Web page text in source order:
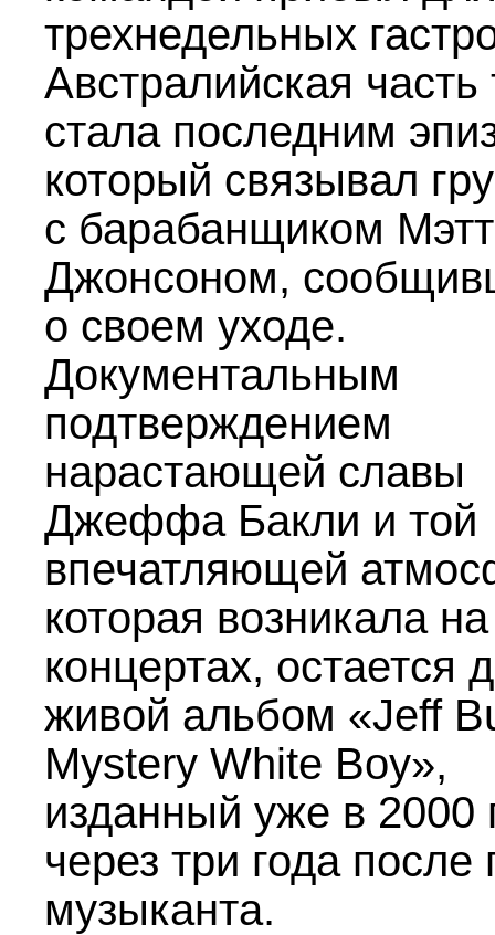
трехнедельных
Австралийская часть
стала последним
который связывал
с барабанщиком
Джонсоном,
о своем уходе.
Документальным
подтверждением
нарастающей славы
Джеффа Бакли и той
впечатляющей
которая возникала на
концертах, остается
живой альбом «Jeff
Mystery White Boy»,
изданный уже в 2000
через три года после
музыканта.